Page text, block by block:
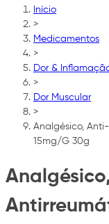
Início
>
Medicamentos
>
Dor &
>
Dor Muscular
>
Analgésico,
15mg/G 30g